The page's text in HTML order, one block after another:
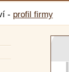
- profil firmy